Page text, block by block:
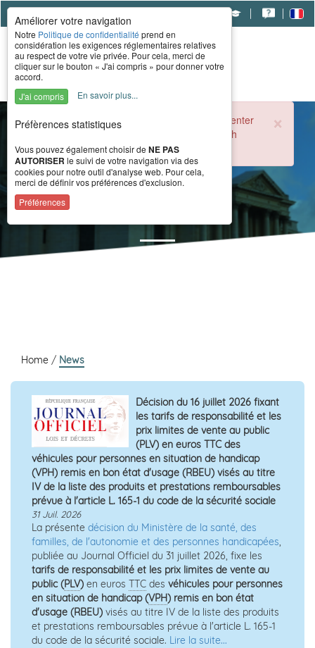
×
During the summer period, the CERAH call center
is open from 8 a.m. to 4 p.m. Monday through
Friday.
Home / News
Décision du 16 juillet 2026 fixant
les tarifs de responsabilité et les
prix limites de vente au public
(PLV) en euros TTC des
véhicules pour personnes en situation de handicap
(VPH) remis en bon état d'usage (RBEU) visés au titre
IV de la liste des produits et prestations remboursables
prévue à l'article L. 165-1 du code de la sécurité sociale
31 Juil. 2026
La présente décision du Ministère de la santé, des
familles, de l'autonomie et des personnes handicapées,
publiée au Journal Officiel du 31 juillet 2026, fixe les
tarifs de responsabilité et les prix limites de vente au
public (PLV) en euros TTC des véhicules pour personnes
en situation de handicap (VPH) remis en bon état
d'usage (RBEU) visés au titre IV de la liste des produits
et prestations remboursables prévue à l'article L. 165-1
du code de la sécurité sociale. Lire la suite...
Améliorer votre navigation
Notre Politique de confidentialité prend en
considération les exigences réglementaires relatives
au respect de votre vie privée. Pour cela, merci de
cliquer sur le bouton « J'ai compris » pour donner votre
accord.
J'ai compris
En savoir plus...
Préfèrences statistiques
Vous pouvez également choisir de NE PAS
AUTORISER le suivi de votre navigation via des
cookies pour notre outil d'analyse web. Pour cela,
merci de définir vos préférences d'exclusion.
Préférences